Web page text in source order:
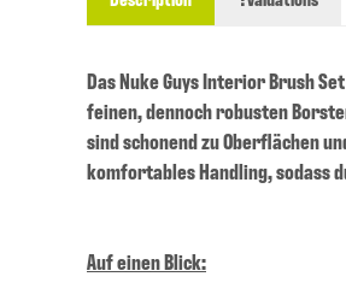
Das Nuke Guys Interior Brush
feinen, dennoch robusten
sind schonend zu Oberflächen
komfortables Handling, sodass
Auf einen Blick: